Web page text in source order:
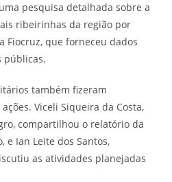
pesquisa detalhada sobre a
ribeirinhas da região por
Fiocruz, que forneceu dados
públicas.
também fizeram
Viceli Siqueira da Costa,
compartilhou o relatório da
e Ian Leite dos Santos,
as atividades planejadas